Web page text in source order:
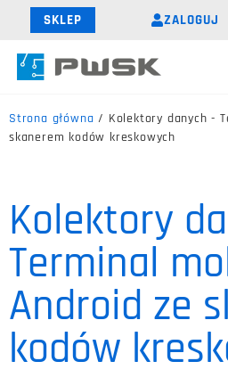
SKLEP ZALOGUJ
Strona główna / Kolektory danych -
skanerem kodów kreskowych
Kolektory
Terminal
Android ze
kodów